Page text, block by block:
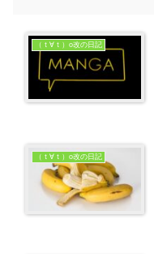
（ｔ∀ｔ）o改の日記
（ｔ∀ｔ）o改の日記